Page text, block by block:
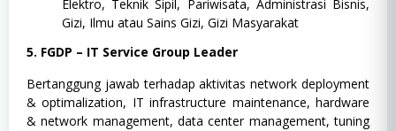
Elektro, Teknik Sipil, Pariwisata, Administrasi Bisnis,
Gizi, Ilmu atau Sains Gizi, Gizi Masyarakat
5. FGDP – IT Service Group Leader
Bertanggung jawab terhadap aktivitas network deployment
& optimalization, IT infrastructure maintenance, hardware
& network management, data center management, tuning